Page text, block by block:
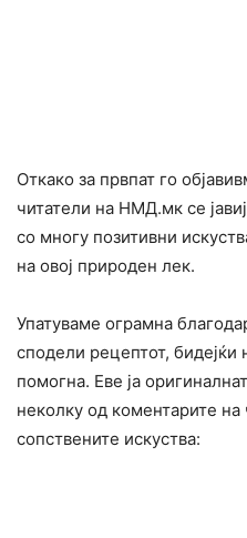
Откако за првпат го
читатели на НМД.мк се
со многу позитивни
на овој природен лек.
Упатуваме ограмна
сподели рецептот,
помогна. Еве ја
неколку од коментарите на
сопствените искуства: